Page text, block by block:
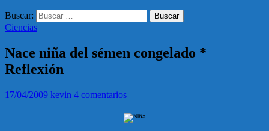
Buscar:
Ciencias
Nace niña del sémen congelado *
Reflexión
17/04/2009 kevin 4 comentarios